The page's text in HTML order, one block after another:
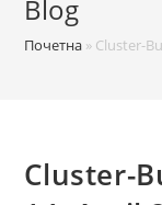
Blog
Почетна » Cluster-
Cluster-